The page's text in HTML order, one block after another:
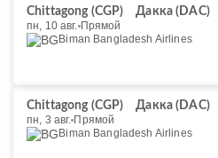
Chittagong (CGP)
Дакка (DAC)
пн, 10 авг. Прямой
Biman Bangladesh Airlines
Chittagong (CGP)
Дакка (DAC)
пн, 3 авг. Прямой
Biman Bangladesh Airlines